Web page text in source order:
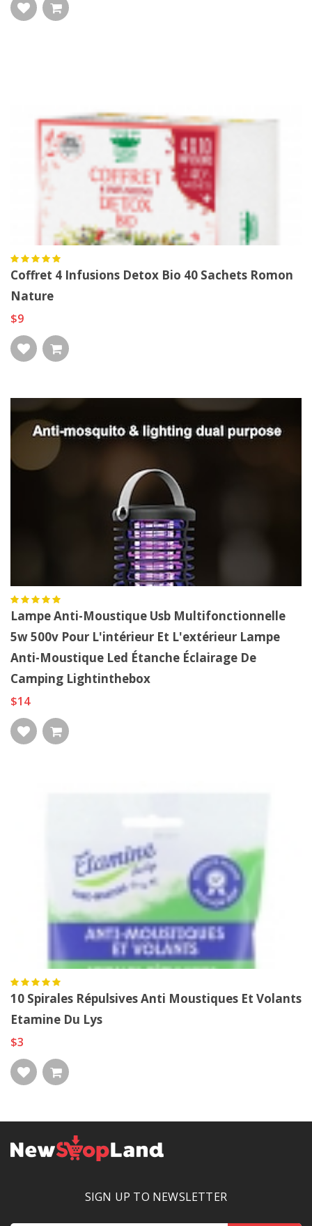
Coffret 4 Infusions Detox Bio 40 Sachets Romon
Nature
$9
Lampe Anti-Moustique Usb Multifonctionnelle
5w 500v Pour L'intérieur Et L'extérieur Lampe
Anti-Moustique Led Étanche Éclairage De
Camping Lightinthebox
$14
10 Spirales Répulsives Anti Moustiques Et Volants
Etamine Du Lys
$3
SIGN UP TO NEWSLETTER